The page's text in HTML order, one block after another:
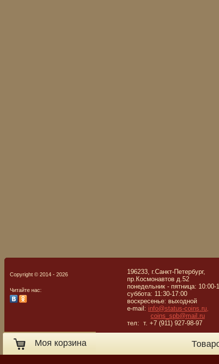
Copyright © 2014 - 2026
Читайте нас:
196233, г.Санкт-Петербург,
пр.Космонавтов д.52
понедельник - пятница: 10:00-
суббота: 11:30-17:00
воскресенье: выходной
e-mail: info@status-coins.ru,
coins_spb@mail.ru
тел: т. +7 (911) 927-98-97
Моя корзина